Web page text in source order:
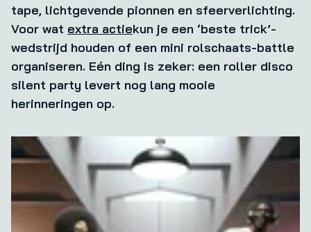
tape, lichtgevende pionnen en sfeerverlichting.
Voor wat extra actiekun je een ‘beste trick’-
wedstrijd houden of een mini rolschaats-battle
organiseren. Eén ding is zeker: een roller disco
silent party levert nog lang mooie
herinneringen op.